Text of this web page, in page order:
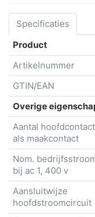
Specificaties
Product
Artikelnummer
GTIN/EAN
Overige
Aantal
als maakcontact
Nom.
bij ac 1, 400 v
Aansluitwijze
hoofdstroomcircuit